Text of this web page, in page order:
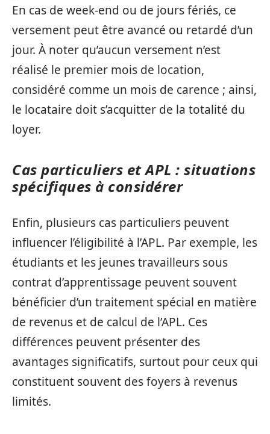
En cas de week-end ou de jours fériés, ce
versement peut être avancé ou retardé d’un
jour. À noter qu’aucun versement n’est
réalisé le premier mois de location,
considéré comme un mois de carence ; ainsi,
le locataire doit s’acquitter de la totalité du
loyer.
Cas particuliers et APL : situations
spécifiques à considérer
Enfin, plusieurs cas particuliers peuvent
influencer l’éligibilité à l’APL. Par exemple, les
étudiants et les jeunes travailleurs sous
contrat d’apprentissage peuvent souvent
bénéficier d’un traitement spécial en matière
de revenus et de calcul de l’APL. Ces
différences peuvent présenter des
avantages significatifs, surtout pour ceux qui
constituent souvent des foyers à revenus
limités.